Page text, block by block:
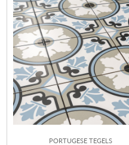
PORTUGESE TEGELS